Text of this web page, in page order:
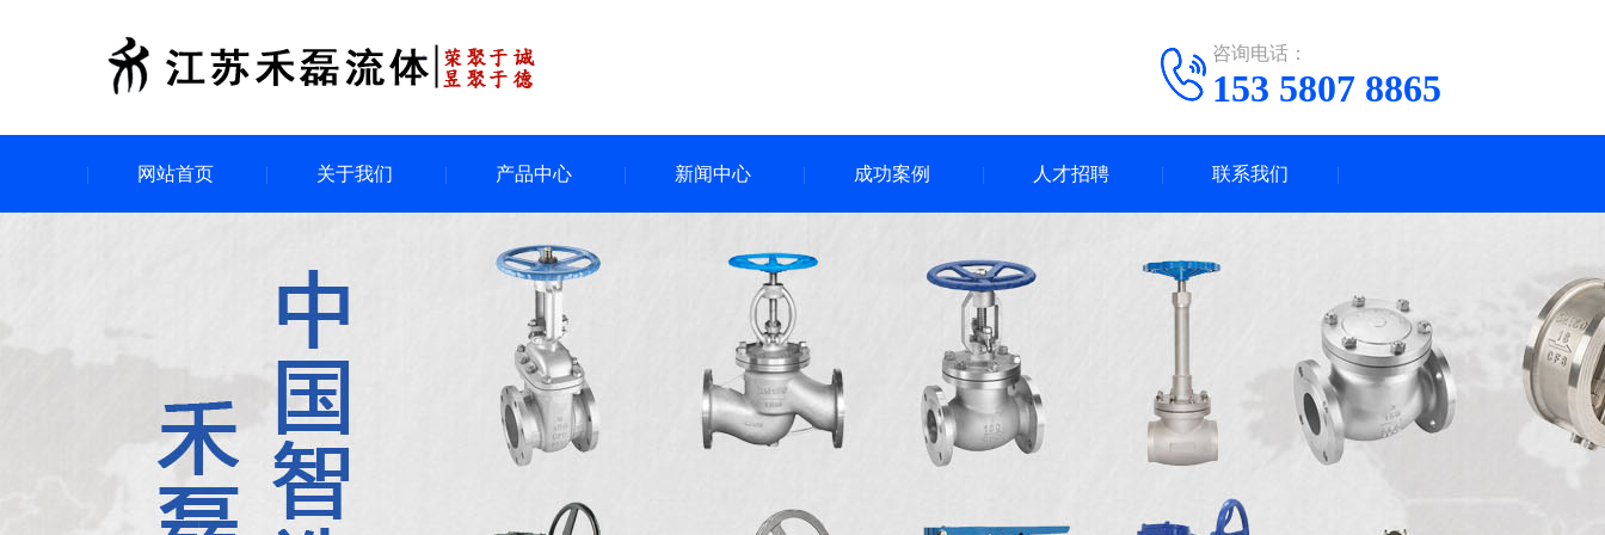
咨询电话：
153 5807 8865
网站首页 关于我们 产品中心 新闻中心 成功案例 人才招聘 联系我们